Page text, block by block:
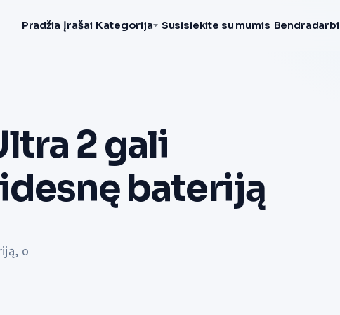
Pradžia Įrašai Kategorija Susisiekite su mumis
2 gali
bateriją
o